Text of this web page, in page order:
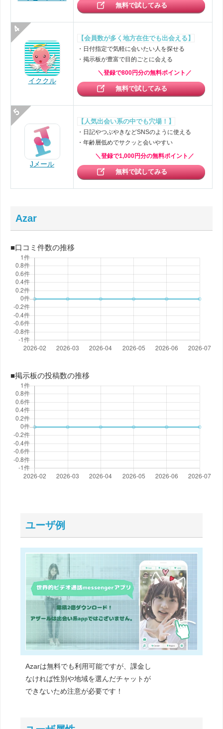
無料で試してみる
イククル
【会員数が多く地方在住でも出会える】
・日付指定で気軽に会いたい人を探せる
・掲示板が豊富で目的ごとに会える
＼登録で800円分の無料ポイント／
無料で試してみる
Jメール
【人気出会い系の中でも穴場！】
・日記やつぶやきなどSNSのように使える
・年齢層低めでサクッと会いやすい
＼登録で1,000円分の無料ポイント／
無料で試してみる
Azar
■口コミ件数の推移
■掲示板の投稿数の推移
ユーザ例
Azarは無料でも利用可能ですが、課金し
なければ性別や地域を選んだチャットが
できないため注意が必要です！